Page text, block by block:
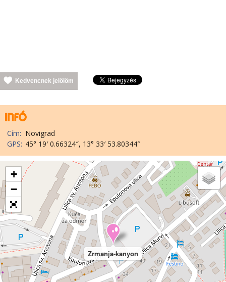
Kedvencnek jelölöm
Cím: Novigrad
GPS: 45° 19′ 0.66324″, 13° 33′ 53.80344″
Zrmanja-kanyon
+
−